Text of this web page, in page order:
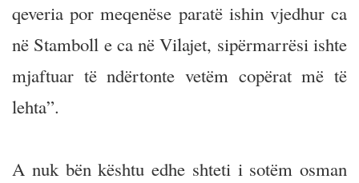
qeveria por meqenëse paratë ishin vjedhur ca
në Stamboll e ca në Vilajet, sipërmarrësi ishte
mjaftuar të ndërtonte vetëm copërat më të
lehta”.
A nuk bën kështu edhe shteti i sotëm osman